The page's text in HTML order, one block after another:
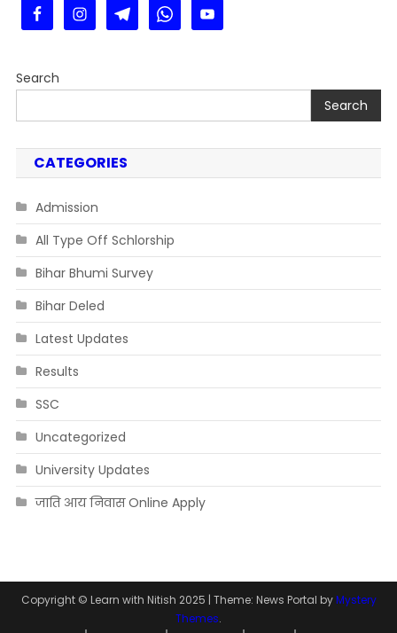
Search
Search
CATEGORIES
Admission
All Type Off Schlorship
Bihar Bhumi Survey
Bihar Deled
Latest Updates
Results
SSC
Uncategorized
University Updates
जाति आय निवास Online Apply
Copyright © Learn with Nitish 2025 | Theme: News Portal byMystery
Themes.